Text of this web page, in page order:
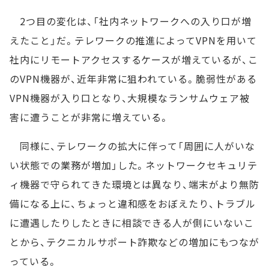
2つ目の変化は、「社内ネットワークへの入り口が増
えたこと」だ。テレワークの推進によってVPNを用いて
社内にリモートアクセスするケースが増えているが、こ
のVPN機器が、近年非常に狙われている。脆弱性がある
VPN機器が入り口となり、大規模なランサムウェア被
害に遭うことが非常に増えている。
同様に、テレワークの拡大に伴って「周囲に人がいな
い状態での業務が増加」した。ネットワークセキュリテ
ィ機器で守られてきた環境とは異なり、端末がより無防
備になる上に、ちょっと違和感をおぼえたり、トラブル
に遭遇したりしたときに相談できる人が側にいないこ
とから、テクニカルサポート詐欺などの増加にもつなが
っている。